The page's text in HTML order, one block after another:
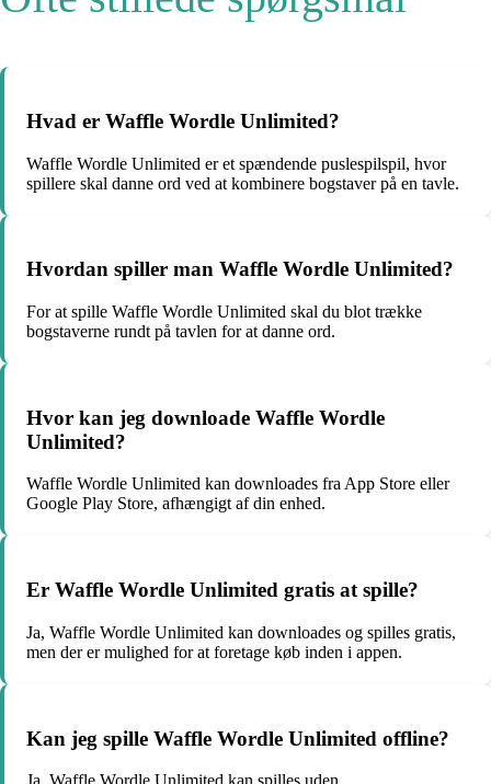
Hvad er Waffle Wordle Unlimited?
Waffle Wordle Unlimited er et spændende puslespilspil, hvor
spillere skal danne ord ved at kombinere bogstaver på en tavle.
Hvordan spiller man Waffle Wordle Unlimited?
For at spille Waffle Wordle Unlimited skal du blot trække
bogstaverne rundt på tavlen for at danne ord.
Hvor kan jeg downloade Waffle Wordle
Unlimited?
Waffle Wordle Unlimited kan downloades fra App Store eller
Google Play Store, afhængigt af din enhed.
Er Waffle Wordle Unlimited gratis at spille?
Ja, Waffle Wordle Unlimited kan downloades og spilles gratis,
men der er mulighed for at foretage køb inden i appen.
Kan jeg spille Waffle Wordle Unlimited offline?